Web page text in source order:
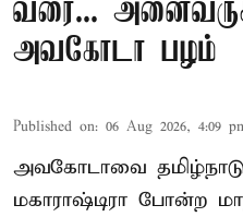
வரை...
அவகோடா பழம்
Published on: 06 Aug 2026, 4:09
அவகோடாவை
மகாராஷ்டிரா போன்ற